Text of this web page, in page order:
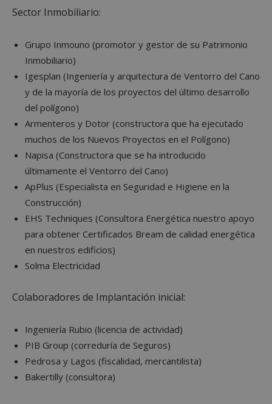
Sector Inmobiliario:
Grupo Inmouno (promotor y gestor de su Patrimonio
Inmobiliario)
Igesplan (Ingeniería y arquitectura de Ventorro del Cano
y de la mayoría de los proyectos del último desarrollo
del polígono)
Armenteros y Dotor (constructora que ha ejecutado
muchos de los Nuevos Proyectos en el Polígono)
Napisa (Constructora que se ha introducido
últimamente el Ventorro del Cano)
ApPlus (Especialista en Seguridad e Higiene en la
Construcción)
EHS Techniques (Consultora Energética nuestro apoyo
para obtener Certificados Bream de calidad energética
en nuestros edificios)
Solma Electricidad
Colaboradores de Implantación inicial:
Ingeniería Rubio (licencia de actividad)
PIB Group (correduría de Seguros)
Pedrosa y Lagos (fiscalidad, mercantilista)
Bakertilly (consultora)